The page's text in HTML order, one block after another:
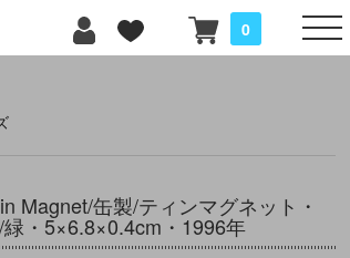
0
Magnet/缶製/ティンマグネット・
・5×6.8×0.4cm・1996年